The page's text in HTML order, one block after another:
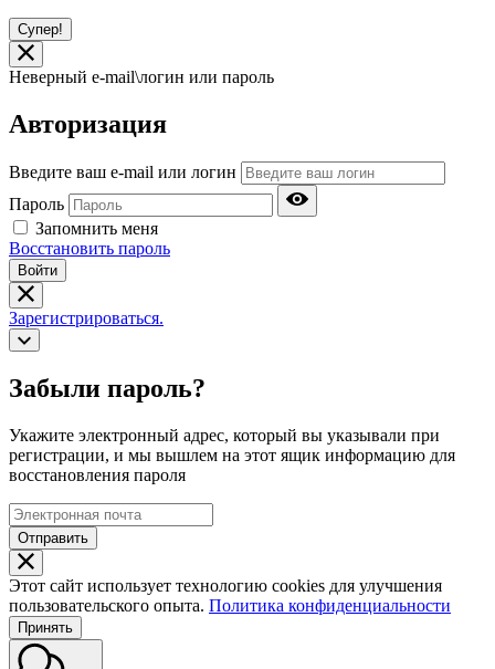
Супер!
Неверный e-mail\логин или пароль
Авторизация
Введите ваш e-mail или логин
Пароль
Запомнить меня
Восстановить пароль
Войти
Зарегистрироваться.
Забыли пароль?
Укажите электронный адрес, который вы указывали при
регистрации, и мы вышлем на этот ящик информацию для
восстановления пароля
Отправить
Этот сайт использует технологию cookies для улучшения
пользовательского опыта. Политика конфиденциальности
Принять